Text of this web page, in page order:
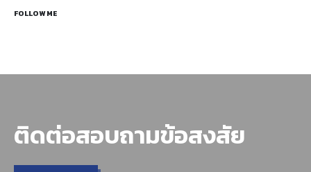
FOLLOW ME
ติดต่อสอบถามข้อสงสัย